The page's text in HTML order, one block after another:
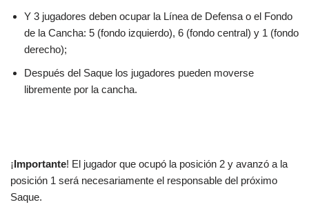
Y 3 jugadores deben ocupar la Línea de Defensa o el Fondo
de la Cancha: 5 (fondo izquierdo), 6 (fondo central) y 1 (fondo
derecho);
Después del Saque los jugadores pueden moverse
libremente por la cancha.
¡Importante! El jugador que ocupó la posición 2 y avanzó a la
posición 1 será necesariamente el responsable del próximo
Saque.